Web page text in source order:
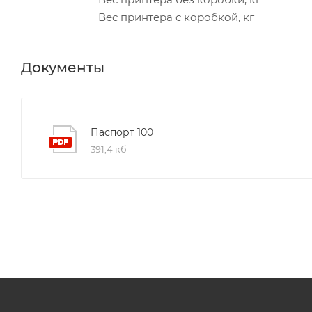
Вес принтера с коробкой, кг
Документы
Паспорт 100
391,4 кб